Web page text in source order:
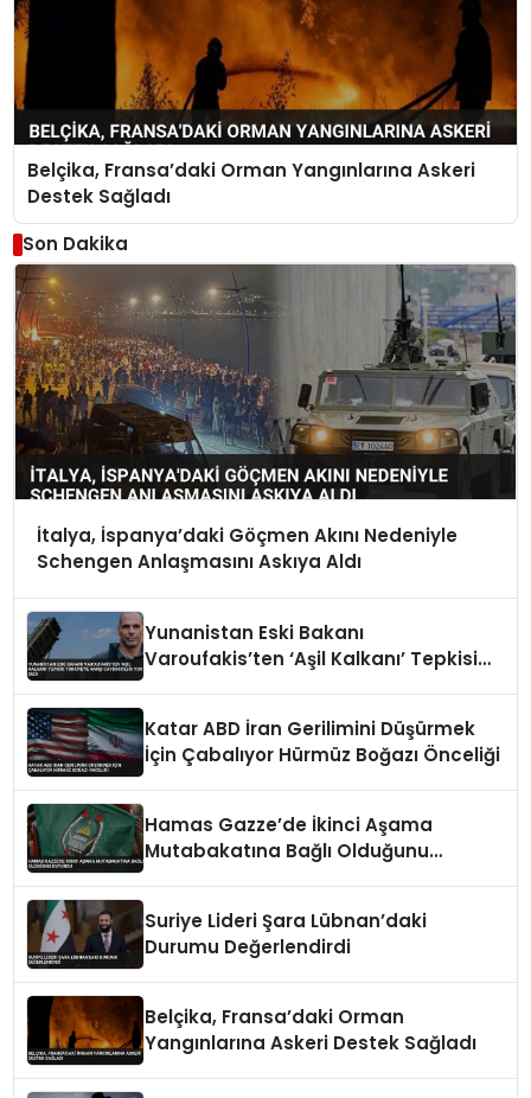
Belçika, Fransa’daki Orman Yangınlarına Askeri
Destek Sağladı
Son Dakika
İtalya, İspanya’daki Göçmen Akını Nedeniyle
Schengen Anlaşmasını Askıya Aldı
Yunanistan Eski Bakanı
Varoufakis’ten ‘Aşil Kalkanı’ Tepkisi
Katar ABD İran Gerilimini Düşürmek
İçin Çabalıyor Hürmüz Boğazı Önceliği
Hamas Gazze’de İkinci Aşama
Mutabakatına Bağlı Olduğunu
Suriye Lideri Şara Lübnan’daki
Durumu Değerlendirdi
Belçika, Fransa’daki Orman
Yangınlarına Askeri Destek Sağladı